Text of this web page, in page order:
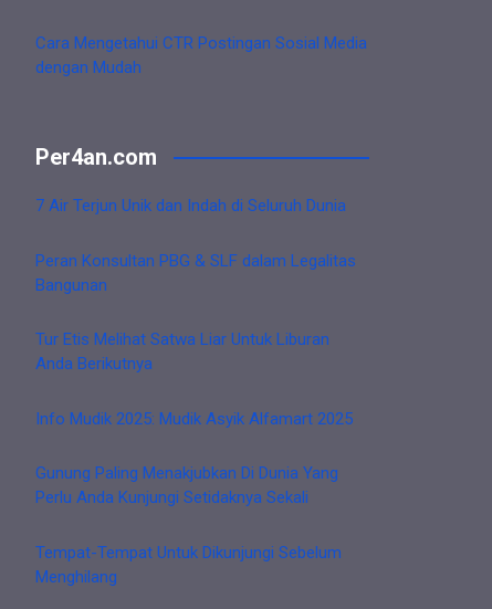
Cara Mengetahui CTR Postingan Sosial Media
dengan Mudah
Per4an.com
7 Air Terjun Unik dan Indah di Seluruh Dunia
Peran Konsultan PBG & SLF dalam Legalitas
Bangunan
Tur Etis Melihat Satwa Liar Untuk Liburan
Anda Berikutnya
Info Mudik 2025: Mudik Asyik Alfamart 2025
Gunung Paling Menakjubkan Di Dunia Yang
Perlu Anda Kunjungi Setidaknya Sekali
Tempat-Tempat Untuk Dikunjungi Sebelum
Menghilang